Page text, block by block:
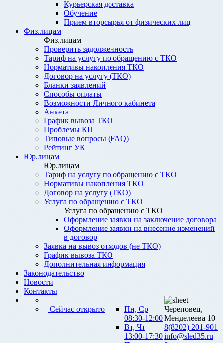
Курьерская доставка
Обучение
Прием вторсырья от физических лиц
Физ.лицам
Физ.лицам
Проверить задолженность
Тариф на услугу по обращению с ТКО
Нормативы накопления ТКО
Договор на услугу (ТКО)
Бланки заявлений
Способы оплаты
Возможности Личного кабинета
Анкета
График вывоза ТКО
Проблемы КП
Типовые вопросы (FAQ)
Рейтинг УК
Юр.лицам
Юр.лицам
Тариф на услугу по обращению с ТКО
Нормативы накопления ТКО
Договор на услугу (ТКО)
Услуга по обращению с ТКО
Услуга по обращению с ТКО
Оформление заявки на заключение договора
Оформление заявки на внесение изменений
в договор
Заявка на вывоз отходов (не ТКО)
График вывоза ТКО
Дополнительная информация
Законодательство
Новости
Контакты
Сейчас открыто
Пн, Ср
08:30-12:00
Вт, Чт
13:00-17:30
Череповец,
Менделеева 10
8(8202) 201-901
info@sled35.ru